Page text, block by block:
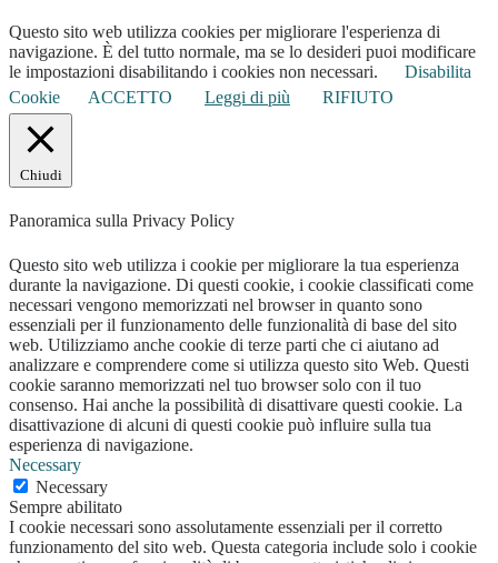
Questo sito web utilizza cookies per migliorare l'esperienza di
navigazione. È del tutto normale, ma se lo desideri puoi modificare
le impostazioni disabilitando i cookies non necessari.
Disabilita
Cookie
ACCETTO Leggi di più RIFIUTO
Chiudi
Panoramica sulla Privacy Policy
Questo sito web utilizza i cookie per migliorare la tua esperienza
durante la navigazione. Di questi cookie, i cookie classificati come
necessari vengono memorizzati nel browser in quanto sono
essenziali per il funzionamento delle funzionalità di base del sito
web. Utilizziamo anche cookie di terze parti che ci aiutano ad
analizzare e comprendere come si utilizza questo sito Web. Questi
cookie saranno memorizzati nel tuo browser solo con il tuo
consenso. Hai anche la possibilità di disattivare questi cookie. La
disattivazione di alcuni di questi cookie può influire sulla tua
esperienza di navigazione.
Necessary
Necessary
Sempre abilitato
I cookie necessari sono assolutamente essenziali per il corretto
funzionamento del sito web. Questa categoria include solo i cookie